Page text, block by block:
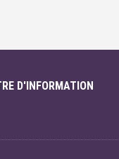
D'INFORMATION